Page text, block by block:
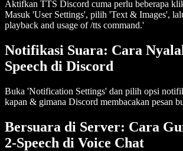
Aktifkan TTS Discord cuma perlu beberapa
Masuk 'User Settings', pilih 'Text & Images',
playback and usage of /tts command.'
Notifikasi Suara: Cara
Speech di Discord
Buka 'Notification Settings' dan pilih opsi
kapan & gimana Discord membacakan pesan
Bersuara di Server: Cara
2-Speech di Voice Chat